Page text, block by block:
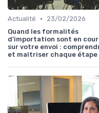
Actualité •
23/02/2026
Quand les formalités
d’importation sont en
sur votre envoi :
et maîtriser chaque étape